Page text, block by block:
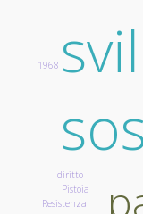
Resistenza
Pistoia
1968
diritto